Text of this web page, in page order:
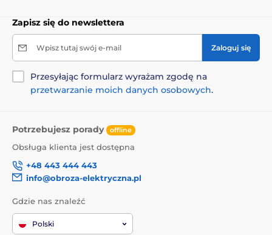
zależności od otoczenia.
Wskaźnik laserowy:laser sprawia, że aparat jest
jeszcze bardziej interesujący dla kotów
Super cicho:Technologia zmotoryzowanych kół
pozwala na cichą pracę maszyny；
Czujnik Anti-fall:może wykryć wszystkie rodzaje
za pomocą aplikacji EBO App, dla systemów iOS i
Android
Komunikacja dwukierunkowa:
umożliwia komunikację dwukierunkową jak w
przypadku rozmowy telefonicznej
Nagrywanie wideo:
wideo śledzi każdy ruch 24 godziny na dobę, 7 dni
w tygodniu
Zapisz się do newslettera
Wpisz tutaj swój e-mail Zaloguj się
Przesyłając formularz wyrażam zgodę na
przetwarzanie moich danych osobowych.
Potrzebujesz porady offline
Obsługa klienta jest dostępna
+48 443 444 443
info@obroza-elektryczna.pl
Gdzie nas znaleźć
Polski